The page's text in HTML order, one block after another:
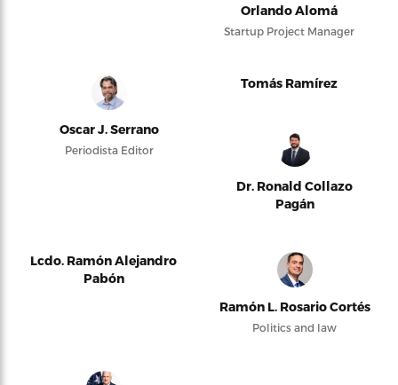
Orlando Alomá
Startup Project Manager
Oscar J. Serrano
Periodista Editor
Tomás Ramírez
Dr. Ronald Collazo
Pagán
Lcdo. Ramón Alejandro
Pabón
Ramón L. Rosario Cortés
Politics and law